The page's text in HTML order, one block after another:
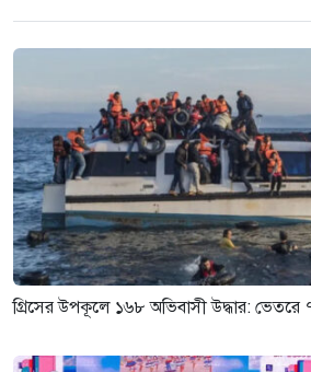
গ্রিসের উপকূলে ১৬৮ অভিবাসী উদ্ধার: ভেতরে